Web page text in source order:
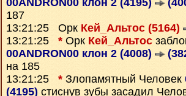
00ANDRON00 клон 2 (4195)
187
13:21:25 Орк Кей_Альтос (5164)
13:21:25 * Орк Кей_Альтос
00ANDRON00 клон 2 (4008)
на 185
13:21:25 * Злопамятный Человек
(4195) стиснув зубы засадил